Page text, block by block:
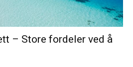
– Store fordeler ved å